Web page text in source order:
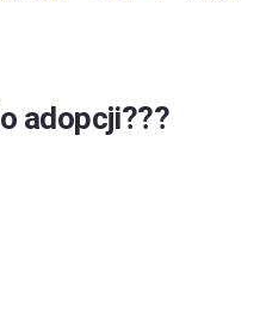
adopcji???